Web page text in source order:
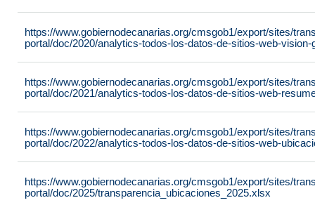
https://www.gobiernodecanarias.org/cmsgob1/export/sites/
portal/doc/2020/analytics-todos-los-datos-de-sitios-web-
https://www.gobiernodecanarias.org/cmsgob1/export/sites/
portal/doc/2021/analytics-todos-los-datos-de-sitios-web-
https://www.gobiernodecanarias.org/cmsgob1/export/sites/
portal/doc/2022/analytics-todos-los-datos-de-sitios-web-
https://www.gobiernodecanarias.org/cmsgob1/export/sites/
portal/doc/2025/transparencia_ubicaciones_2025.xlsx